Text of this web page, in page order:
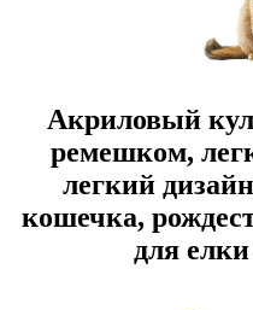
Акриловый
ремешком,
легкий
кошечка,
для